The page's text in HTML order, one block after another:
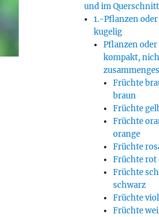
und im
1.-Pflanzen
kugelig
Pflanzen
kompakt,
Früchte
braun
Früchte
Früchte
orange
Früchte
Früchte rot
Früchte
schwarz
Früchte
Früchte